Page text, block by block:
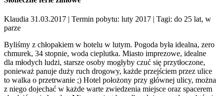
Klaudia 31.03.2017 | Termin pobytu: luty 2017 | Tagi: do 25 lat, w
parze
Byliśmy z chłopakiem w hotelu w lutym. Pogoda była idealna, zero
chmurek, 34 stopnie, woda cieplutka. Miasto imprezowe, idealne
dla młodych ludzi, starsze osoby mogłyby czuć się przytłoczone,
ponieważ panuje duży ruch drogowy, każde przejściem przez ulice
to walka o przetrwanie ;) Hotel położony przy głównej ulicy, można
z niego dojechać w każde warte zwiedzenia miejsce oraz spacerem